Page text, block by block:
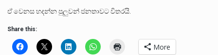
ඒ වෙනස හදන්න පුලුවන් ජනතාවට විතරයි.
Share this:
More